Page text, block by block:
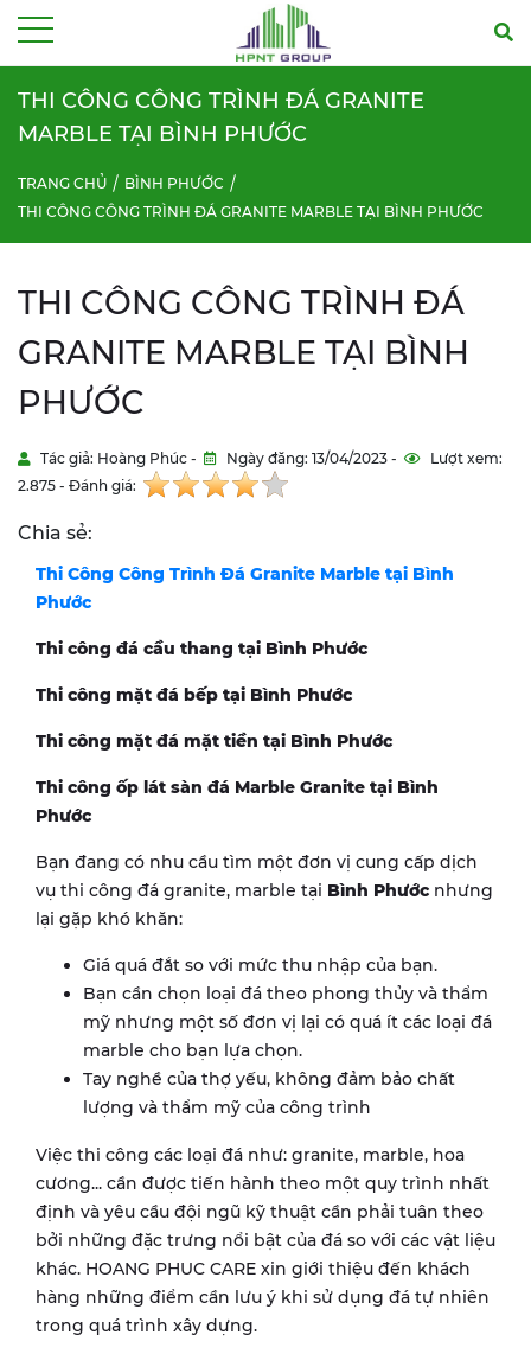
THI CÔNG CÔNG TRÌNH ĐÁ GRANITE
MARBLE TẠI BÌNH PHƯỚC
TRANG CHỦ
BÌNH PHƯỚC
THI CÔNG CÔNG TRÌNH ĐÁ GRANITE MARBLE TẠI BÌNH PHƯỚC
THI CÔNG CÔNG TRÌNH ĐÁ
GRANITE MARBLE TẠI BÌNH
PHƯỚC
Tác giả: Hoàng Phúc - Ngày đăng: 13/04/2023 -
Lượt xem:
2.875 - Đánh giá:
Chia sẻ:
Thi Công Công Trình Đá Granite Marble tại Bình
Phước
Thi công đá cầu thang tại Bình Phước
Thi công mặt đá bếp tại Bình Phước
Thi công mặt đá mặt tiền tại Bình Phước
Thi công ốp lát sàn đá Marble Granite tại Bình
Phước
Bạn đang có nhu cầu tìm một đơn vị cung cấp dịch
vụ thi công đá granite, marble tại Bình Phước nhưng
lại gặp khó khăn:
Giá quá đắt so với mức thu nhập của bạn.
Bạn cần chọn loại đá theo phong thủy và thẩm
mỹ nhưng một số đơn vị lại có quá ít các loại đá
marble cho bạn lựa chọn.
Tay nghề của thợ yếu, không đảm bảo chất
lượng và thẩm mỹ của công trình
Việc thi công các loại đá như: granite, marble, hoa
cương... cần được tiến hành theo một quy trình nhất
định và yêu cầu đội ngũ kỹ thuật cần phải tuân theo
bởi những đặc trưng nổi bật của đá so với các vật liệu
khác. HOANG PHUC CARE xin giới thiệu đến khách
hàng những điểm cần lưu ý khi sử dụng đá tự nhiên
trong quá trình xây dựng.